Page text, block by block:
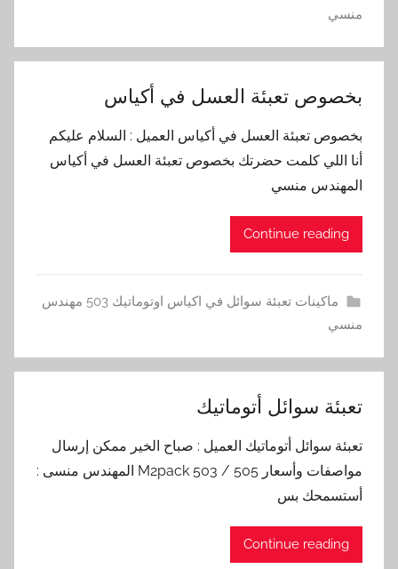
منسي
بخصوص تعبئة العسل في أكياس
بخصوص تعبئة العسل في أكياس العميل : السلام عليكم
أنا اللي كلمت حضرتك بخصوص تعبئة العسل في أكياس
المهندس منسي
Continue reading
ماكينات تعبئة سوائل في اكياس اوتوماتيك 503 مهندس
منسي
تعبئة سوائل أتوماتيك
تعبئة سوائل أتوماتيك العميل : صباح الخير ممكن إرسال
مواصفات وأسعار M2pack 503 / 505 المهندس منسى :
أستسمحك بس
Continue reading